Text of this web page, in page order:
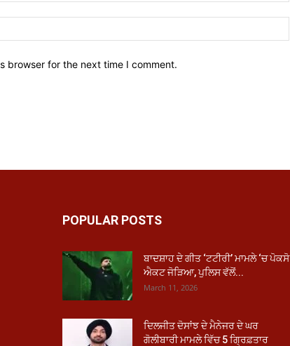
browser for the next time I comment.
POPULAR POSTS
ਬਾਦਸ਼ਾਹ ਦੇ ਗੀਤ ‘ਟਟੀਰੀ’ ਮਾਮਲੇ ‘ਚ ਪੋਕਸੋ
ਐਕਟ ਜੋੜਿਆ, ਪੁਲਿਸ ਵੱਲੋਂ...
March 11, 2026
ਦਿਲਜੀਤ ਦੋਸਾਂਝ ਦੇ ਮੈਨੇਜਰ ਦੇ ਘਰ
ਗੋਲੀਬਾਰੀ ਮਾਮਲੇ ਵਿੱਚ 5 ਗ੍ਰਿਫ਼ਤਾਰ